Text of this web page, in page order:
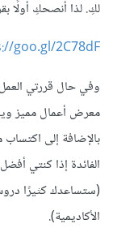
لكِ. لذا أنصحكِ أولًا
goo.gl/2C78dF
وفي حال قررتي
بالإضافة إلى
الفائدة إذا كنتي
(ستساعدك كثيرًا
الأكاديمية).